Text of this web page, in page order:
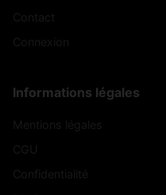
Informations légales